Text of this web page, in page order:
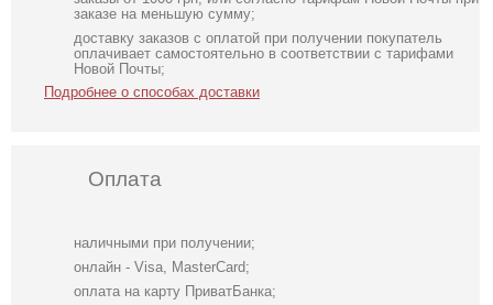
заказе на меньшую сумму;
доставку заказов с оплатой при получении покупатель
оплачивает самостоятельно в соответствии с тарифами
Новой Почты;
Подробнее о способах доставки
Оплата
наличными при получении;
онлайн - Visa, MasterCard;
оплата на карту ПриватБанка;